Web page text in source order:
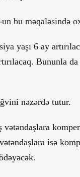
bu məqaləsində
yaşı 6 ay
Bununla
nəzərdə tutur.
isə